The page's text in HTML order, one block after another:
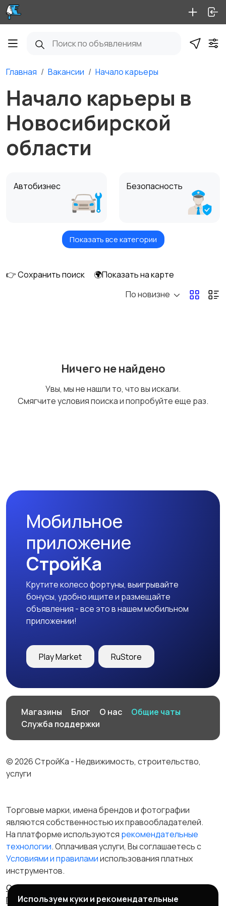
Главная Вакансии Начало карьеры
Начало карьеры в
Новосибирской
области
Автобизнес Безопасность
Бытовые услуги и
Высший менеджмент
Образование и наука Офисный персонал
Перевозки, склад,
закупки
Продажи
Производство
Рестораны и
Сельское хозяйство Спорт и красота
Страхование
Строительство и
ремонт
Туризм и гостиницы
Управление
недвижимостью
Показать все категории
👉 Сохранить поиск
🌍Показать на карте
По новизне
Ничего не найдено
Увы, мы не нашли то, что вы искали.
Смягчите условия поиска и попробуйте еще раз.
Мобильное
приложение
СтройКа
Крутите колесо фортуны, выигрывайте
бонусы, удобно ищите и размещайте
объявления - все это в нашем мобильном
приложении!
Play Market RuStore
Магазины Блог О нас
Общие чаты
Служба поддержки
© 2026 СтройКа - Недвижимость, строительство,
услуги
Торговые марки, имена брендов и фотографии
являются собственностью их правообладателей.
На платформе используются рекомендательные
технологии. Оплачивая услуги, Вы соглашаетесь c
Условиями и правиламииспользования платных
инструментов.
Отказ от ответственности
Правила сервиса
Политика конфиденциальности
Пользовательское
Используем куки и рекомендательные